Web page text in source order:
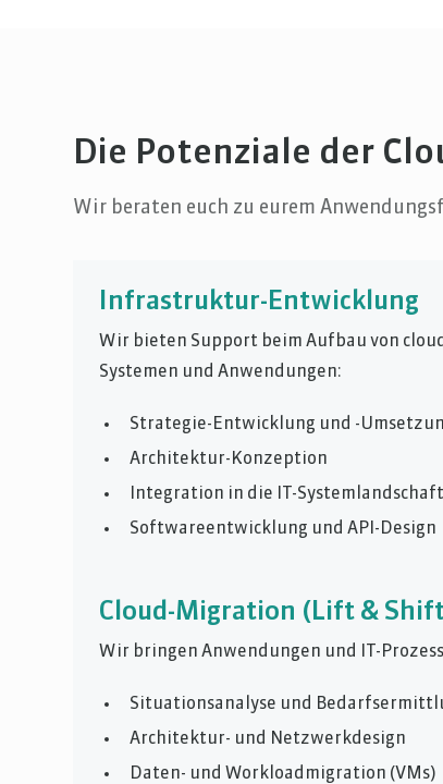
Die Potenziale der
Wir beraten euch zu eurem
Infrastruktur-Entwicklung
Wir bieten Support beim Aufbau von
Systemen und Anwendungen:
Strategie-Entwicklung und -
Architektur-Konzeption
Integration in die IT-Systemlandschaft
Softwareentwicklung und API-Design
Cloud-Migration (Lift &
Wir bringen Anwendungen und IT-
Situationsanalyse und
Architektur- und Netzwerkdesign
Daten- und Workloadmigration (VMs)